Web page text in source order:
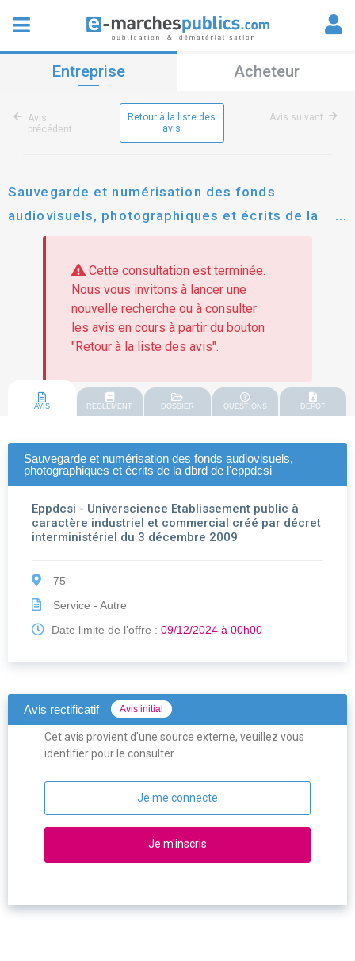
Entreprise Acheteur
Avis
précédent
Retour à la liste des
avis
Avis suivant
Sauvegarde et numérisation des fonds
audiovisuels, photographiques et écrits de la
dbrd de l'eppdcsi
Cette consultation est terminée.
Nous vous invitons à lancer une
nouvelle recherche ou à consulter
les avis en cours à partir du bouton
"Retour à la liste des avis".
AVIS REGLEMENT DOSSIER QUESTIONS DEPOT
Sauvegarde et numérisation des fonds audiovisuels,
photographiques et écrits de la dbrd de l'eppdcsi
Eppdcsi - Universcience Etablissement public à
caractère industriel et commercial créé par décret
interministériel du 3 décembre 2009
75
Service - Autre
Date limite de l'offre : 09/12/2024 à 00h00
Avis rectificatif Avis initial
Cet avis provient d'une source externe, veuillez vous
identifier pour le consulter.
Je me connecte
Je m'inscris